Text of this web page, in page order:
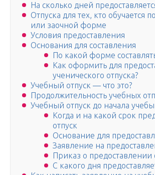
На сколько дней
Отпуска для тех, кто обучается
или заочной форме
Условия предоставления
Основания для составления
По какой форме
Как оформить для
ученического отпуска?
Учебный отпуск — что это?
Продолжительность учебных
Учебный отпуск до начала учебы
Когда и на какой срок
отпуск
Основание для
Заявление на
Приказ о предоставлении
С какого дня